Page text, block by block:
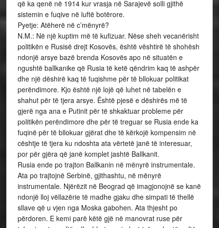
që ka qenë në 1914 kur vrasja në Sarajevë solli gjithë
sistemin e fuqive në luftë botërore.
Pyetje: Atëherë në c’mënyrë?
N.M.: Në një kuptim më të kufizuar. Nëse sheh vecanërisht
politikën e Rusisë drejt Kosovës, është vështirë të shohësh
ndonjë arsye bazë brenda Kosovës apo në situatën e
ngushtë ballkanike që Rusia të ketë qëndrim kaq të ashpër
dhe një dëshirë kaq të fuqishme për të bllokuar politikat
perëndimore. Kjo është një lojë që luhet në tabelën e
shahut për të tjera arsye. Është pjesë e dëshirës më të
gjerë nga ana e Putinit për të shkaktuar probleme për
politikën perëndimore dhe për të treguar se Rusia ende ka
fuqinë për të bllokuar gjërat dhe të kërkojë kompensim në
cështje të tjera ku ndoshta ata vërtetë janë të interesuar,
por për gjëra që janë komplet jashtë Ballkanit.
Rusia ende po trajton Ballkanin në mënyrë instrumentale.
Ata po trajtojnë Serbinë, gjithashtu, në mënyrë
instrumentale. Njërëzit në Beograd që imagjonojnë se kanë
ndonjë lloj vëllazërie të madhe gjaku dhe simpati të thellë
sllave që u vjen nga Moska gabohen. Ata thjesht po
përdoren. E kemi parë këtë gjë në manovrat ruse për